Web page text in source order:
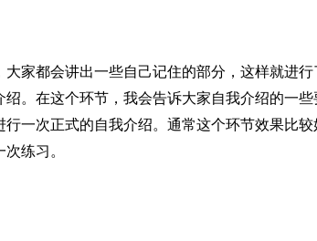
家都会讲出一些自己记住的部分，这样就进
。在这个环节，我会告诉大家自我介绍的一
一次正式的自我介绍。通常这个环节效果比
练习。